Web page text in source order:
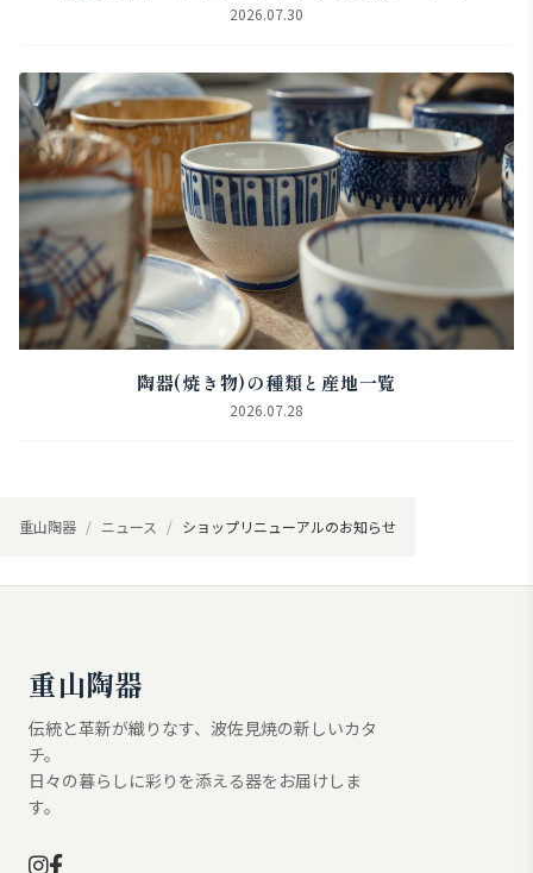
2026.07.30
陶器(焼き物)の種類と産地一覧
2026.07.28
重山陶器 ニュース ショップリニューアルのお知らせ
重山陶器
伝統と革新が織りなす、波佐見焼の新しいカタ
チ。
日々の暮らしに彩りを添える器をお届けしま
す。